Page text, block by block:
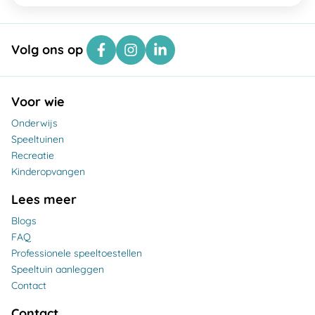
Volg ons op
Voor wie
Onderwijs
Speeltuinen
Recreatie
Kinderopvangen
Lees meer
Blogs
FAQ
Professionele speeltoestellen
Speeltuin aanleggen
Contact